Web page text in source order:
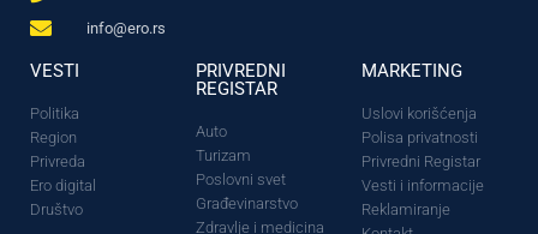
info@ero.rs
VESTI
Politika
Region
Privreda
Ero digital
Društvo
PRIVREDNI
REGISTAR
Auto
Turizam
Poslovni svet
Građevinarstvo
Zdravlje i medicina
MARKETING
Uslovi korišćenja
Polisa privatnosti
Privredni Registar
Vesti i informacije
Reklamiranje